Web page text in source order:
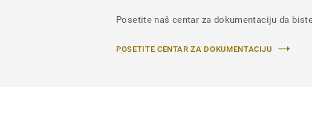
Posetite naš centar za dokumentaciju da
POSETITE CENTAR ZA DOKUMENTACIJU